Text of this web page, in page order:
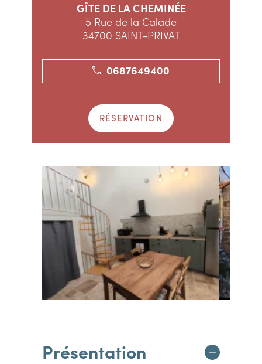
GÎTE DE LA CHEMINÉE
5 Rue de la Calade
34700 SAINT-PRIVAT
0687649400
RÉSERVATION
Présentation